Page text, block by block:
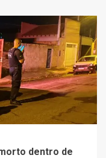
dentro de